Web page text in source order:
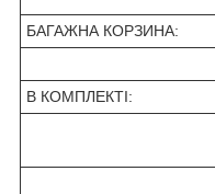
БАГАЖНА КОРЗИНА:
В КОМПЛЕКТІ: